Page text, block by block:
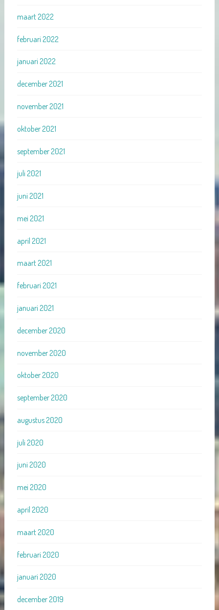
maart 2022
februari 2022
januari 2022
december 2021
november 2021
oktober 2021
september 2021
juli 2021
juni 2021
mei 2021
april 2021
maart 2021
februari 2021
januari 2021
december 2020
november 2020
oktober 2020
september 2020
augustus 2020
juli 2020
juni 2020
mei 2020
april 2020
maart 2020
februari 2020
januari 2020
december 2019